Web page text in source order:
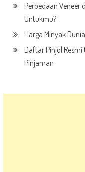
Perbedaan Veneer
Untukmu?
Harga Minyak
Daftar Pinjol Resmi
Pinjaman